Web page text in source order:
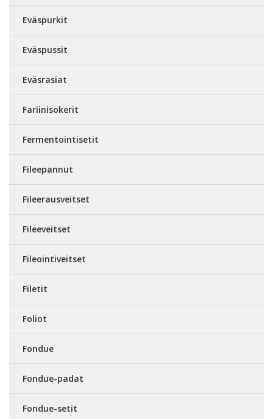
Eväspurkit
Eväspussit
Eväsrasiat
Fariinisokerit
Fermentointisetit
Fileepannut
Fileerausveitset
Fileeveitset
Fileointiveitset
Filetit
Foliot
Fondue
Fondue-padat
Fondue-setit